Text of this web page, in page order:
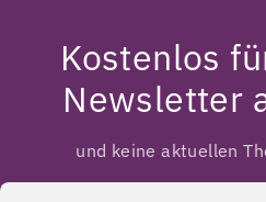
Kostenlos
Newsletter
und keine aktuellen